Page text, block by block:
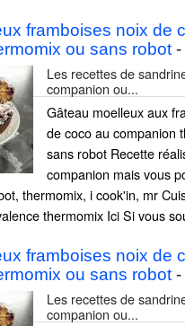
framboises noix de
ou sans robot -
Les recettes de
companion ou...
Gâteau moelleux aux
de coco au companion
sans robot Recette
companion mais vous
thermomix, i cook'in, mr
thermomix Ici Si vous
framboises noix de
ou sans robot -
Les recettes de
companion ou...